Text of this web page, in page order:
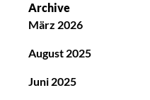
Archive
März 2026
August 2025
Juni 2025